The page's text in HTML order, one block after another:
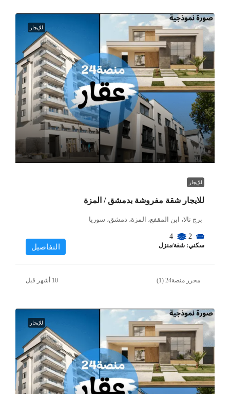
للإيجار
للإيجار
للايجار شقة مفروشة بدمشق / المزة
برج تالا، ابن المقفع، المزة، دمشق، سوريا
2
4
سكني: شقة/منزل التفاصيل
محرر منصة24 (1)
للإيجار